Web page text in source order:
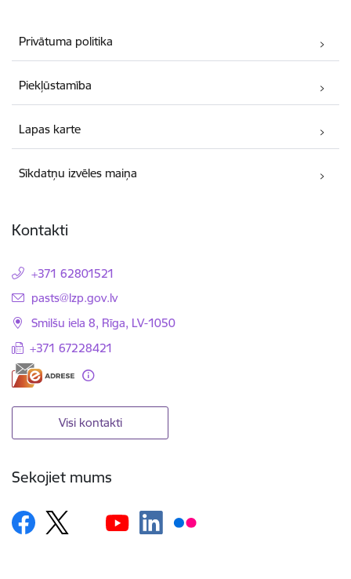
Privātuma politika
Piekļūstamība
Lapas karte
Sīkdatņu izvēles maiņa
Kontakti
+371 62801521
E-pasts:
pasts@lzp.gov.lv
Smilšu iela 8, Rīga, LV-1050
+371 67228421
Visi kontakti
Sekojiet mums